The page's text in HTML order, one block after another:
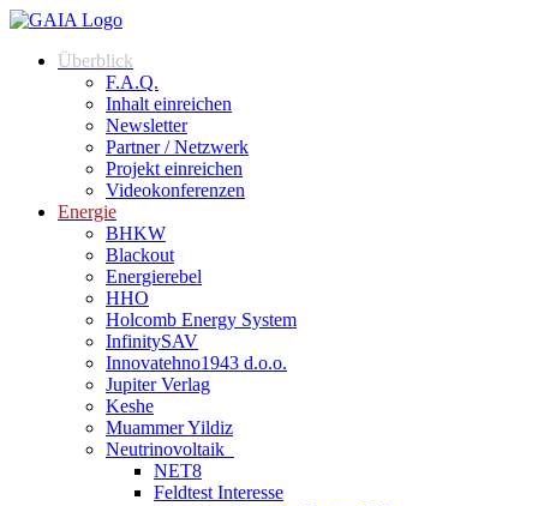
Überblick
F.A.Q.
Inhalt einreichen
Newsletter
Partner / Netzwerk
Projekt einreichen
Videokonferenzen
Energie
BHKW
Blackout
Energierebel
HHO
Holcomb Energy System
InfinitySAV
Innovatehno1943 d.o.o.
Jupiter Verlag
Keshe
Muammer Yildiz
Neutrinovoltaik
NET8
Feldtest Interesse